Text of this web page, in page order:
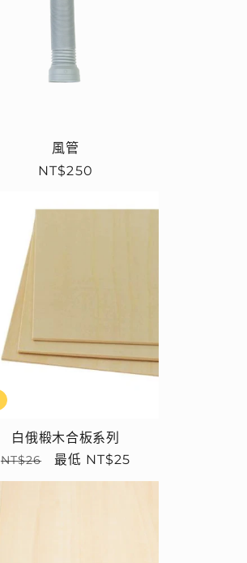
風管
定
NT$250
白俄椴木合板系列
定
NT$26
售
最低 NT$25